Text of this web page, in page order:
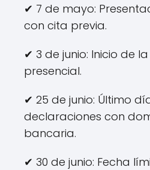
✔ 7 de mayo:
con cita previa.
✔ 3 de junio: Inicio de
presencial.
✔ 25 de junio: Último
declaraciones con
bancaria.
✔ 30 de junio: Fecha